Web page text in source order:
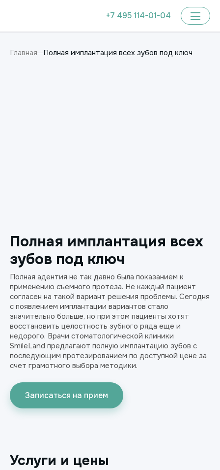
+7 495 114-01-04
Главная Полная имплантация всех зубов под ключ
Полная имплантация всех
зубов под ключ
Полная адентия не так давно была показанием к
применению съемного протеза. Не каждый пациент
согласен на такой вариант решения проблемы. Сегодня
с появлением имплантации вариантов стало
значительно больше, но при этом пациенты хотят
восстановить целостность зубного ряда еще и
недорого. Врачи стоматологической клиники
SmileLand предлагают полную имплантацию зубов с
последующим протезированием по доступной цене за
счет грамотного выбора методики.
Записаться на прием
Услуги и цены